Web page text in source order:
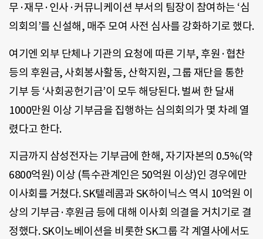
무·재무·인사·커뮤니케이션 부서의 팀장이 참여하는 ‘심
의회의’를 신설해, 매주 모여 사전 심사를 강화하기로 했다.
여기엔 외부 단체나 기관의 요청에 따른 기부, 후원·협찬
등의 후원금, 사회봉사활동, 산학지원, 그룹 재단을 통한
기부 등 ‘사회공헌기금’이 모두 해당된다. 벌써 한 달새
1000만원 이상 기부금을 집행하는 심의회의가 몇 차례 열
렸다고 한다.
지금까지 삼성전자는 기부금에 한해, 자기자본의 0.5%(약
6800억원) 이상 (특수관계인은 50억원 이상)인 경우에만
이사회를 거쳤다. SK텔레콤과 SK하이닉스 역시 10억원 이
상의 기부금·후원금 등에 대해 이사회 의결을 거치기로 결
정했다. SK이노베이션을 비롯한 SK그룹 각 계열사에서도